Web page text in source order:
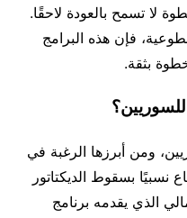
لا تسمح بالعودة لاحقًا.
فإن هذه البرامج
بثقة.
ومن أبرزها الرغبة في
نسبيًا بسقوط الديكتاتور
الذي يقدمه برنامج